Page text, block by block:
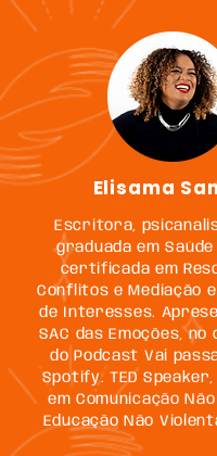
Elisama
Escritora,
graduada em Saúde
certificada em
Conflitos e Mediação
de Interesses.
SAC das Emoções, no
do Podcast Vai
Spotify. TED
em Comunicação
Educação Não